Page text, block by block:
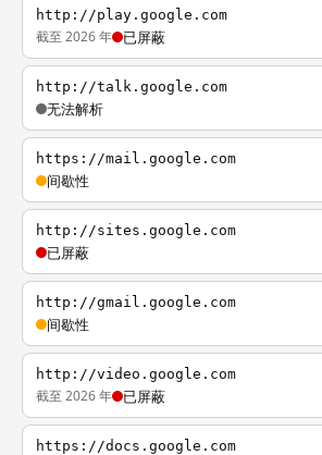
http://play.google.com
截至 2026 年 已屏蔽
http://talk.google.com
无法解析
https://mail.google.com
间歇性
http://sites.google.com
已屏蔽
http://gmail.google.com
间歇性
http://video.google.com
截至 2026 年 已屏蔽
https://docs.google.com